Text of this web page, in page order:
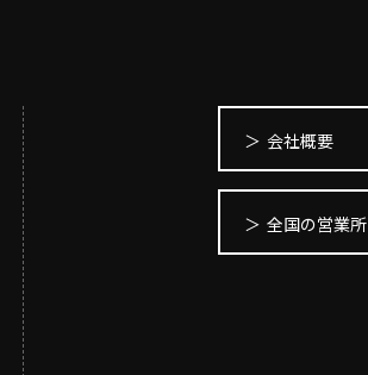
会社概要
全国の営業所